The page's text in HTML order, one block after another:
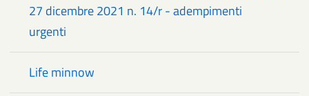
27 dicembre 2021 n. 14/r - adempimenti
urgenti
Life minnow